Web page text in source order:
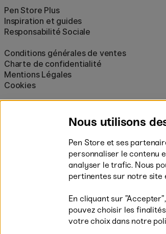
Pen Store Plus
Inspiration et guides
Responsabilité Sociale
Conditions générales de ventes
Charte de confidentialité
Mentions Légales
Cookies
Les
Nous utilisons
Pen Store et ses
personnaliser le contenu
analyser le trafic. Nous
pertinentes sur notre site
En cliquant sur
pouvez choisir les
votre choix dans notre